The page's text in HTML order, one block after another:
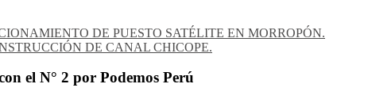
DE PUESTO SATÉLITE EN MORROPÓN.
DE CANAL CHICOPE.
el N° 2 por Podemos Perú